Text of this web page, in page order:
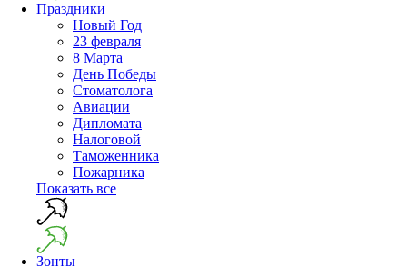
Праздники
Новый Год
23 февраля
8 Марта
День Победы
Cтоматолога
Авиации
Дипломата
Налоговой
Таможенника
Пожарника
Показать все
Зонты